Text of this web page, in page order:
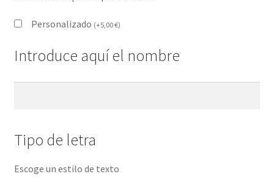
Personalizado (+5,00€)
Introduce aquí el nombre
Tipo de letra
Escoge un estilo de texto